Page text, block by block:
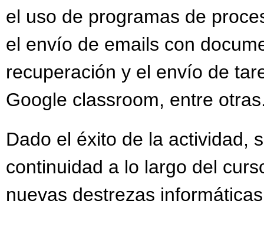
el uso de programas de
el envío de emails con
recuperación y el envío de
Google classroom, entre
Dado el éxito de la actividad,
continuidad a lo largo del
nuevas destrezas